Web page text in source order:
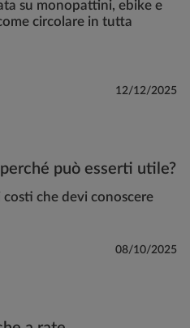
su monopattini, ebike e
circolare in tutta
12/12/2025
può esserti utile?
costi che devi conoscere
08/10/2025